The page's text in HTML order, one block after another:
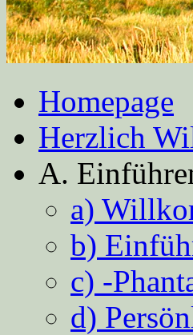
Homepage
Herzlich
A.
a)
b)
c) -
d)